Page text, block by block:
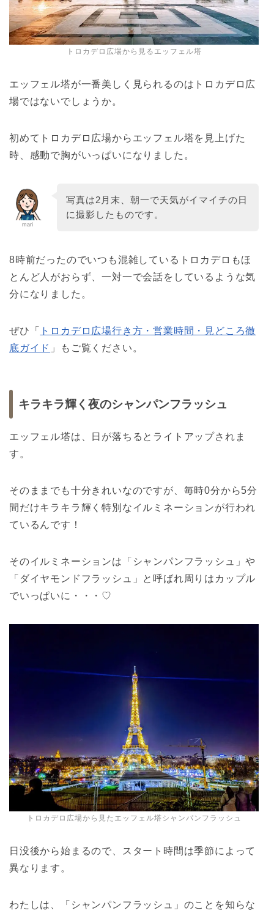
トロカデロ広場から見るエッフェル塔
エッフェル塔が一番美しく見られるのはトロカデロ広
場ではないでしょうか。
初めてトロカデロ広場からエッフェル塔を見上げた
時、感動で胸がいっぱいになりました。
mari
写真は2月末、朝一で天気がイマイチの日
に撮影したものです。
8時前だったのでいつも混雑しているトロカデロもほ
とんど人がおらず、一対一で会話をしているような気
分になりました。
ぜひ「
トロカデロ広場行き方・営業時間・見どころ徹
底ガイド 」もご覧ください。
キラキラ輝く夜のシャンパンフラッシュ
エッフェル塔は、日が落ちるとライトアップされま
す。
そのままでも十分きれいなのですが、毎時0分から5分
間だけキラキラ輝く特別なイルミネーションが行われ
ているんです！
そのイルミネーションは「シャンパンフラッシュ」や
「ダイヤモンドフラッシュ」と呼ばれ周りはカップル
でいっぱいに・・・♡
トロカデロ広場から見たエッフェル塔シャンパンフラッシュ
日没後から始まるので、スタート時間は季節によって
異なります。
わたしは、「シャンパンフラッシュ」のことを知らな